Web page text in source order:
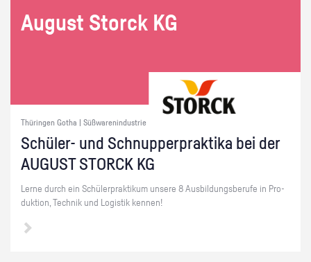
Au­gust Storck KG
Thüringen Gotha | Süßwarenindustrie
Schü­ler- und Schnup­per­prak­ti­ka bei der
AU­GUST STORCK KG
Lerne durch ein Schü­ler­prak­ti­kum un­se­re 8 Aus­bil­dungs­be­ru­fe in Pro­
duk­ti­on, Tech­nik und Lo­gis­tik ken­nen!